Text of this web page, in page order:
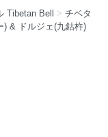
Tibetan Bell >チベタ
) & ドルジェ(九鈷杵)